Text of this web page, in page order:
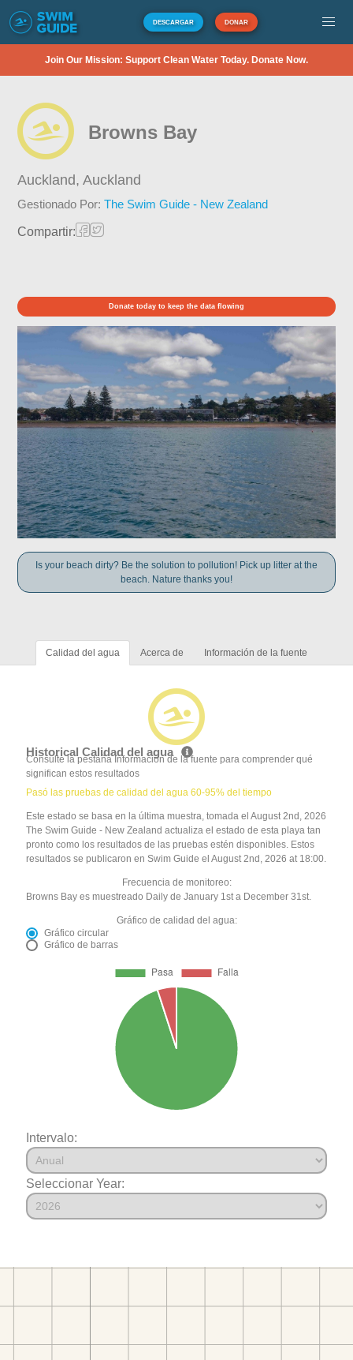
DESCARGAR DONAR
Join Our Mission: Support Clean Water Today. Donate Now.
Browns Bay
Auckland,Auckland
Gestionado Por:The Swim Guide - New Zealand
Compartir:
Donate today to keep the data flowing
Is your beach dirty? Be the solution to pollution! Pick up litter at the
beach. Nature thanks you!
Calidad del agua Acerca de Información de la fuente
Historical Calidad del agua
Consulte la pestaña Información de la fuente para comprender qué
significan estos resultados
Pasó las pruebas de calidad del agua 60-95% del tiempo
Este estado se basa en la última muestra, tomada el August 2nd, 2026
The Swim Guide - New Zealand actualiza el estado de esta playa tan
pronto como los resultados de las pruebas estén disponibles. Estos
resultados se publicaron en Swim Guide el August 2nd, 2026 at 18:00.
Frecuencia de monitoreo:
Browns Bay es muestreado Daily de January 1st a December 31st.
Gráfico de calidad del agua:
Gráfico circular
Gráfico de barras
Intervalo:
Seleccionar Year: